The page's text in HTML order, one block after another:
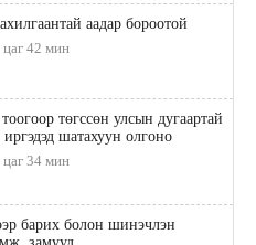
аадар бороотой
42 мин
төгссөн улсын дугаартай
шатахуун олгоно
34 мин
барих болон шинэчлэн